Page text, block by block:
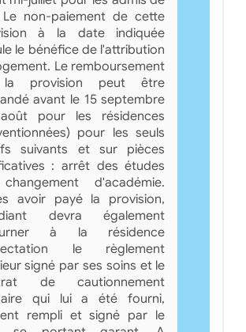
Le non-paiement de cette
à la date indiquée
le bénéfice de l'attribution
Le remboursement
provision peut être
avant le 15 septembre
pour les résidences
pour les seuls
suivants et sur pièces
: arrêt des études
d'académie.
avoir payé la provision,
devra également
à la résidence
le règlement
signé par ses soins et le
de cautionnement
qui lui a été fourni,
rempli et signé par le